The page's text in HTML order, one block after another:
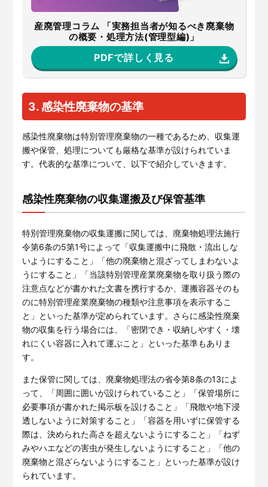
産廃管理コラム 「実務担当者が知るべき廃棄物
の概要・処理方法(管理型編)」
PDFで詳しく見る
3. 感染性廃棄物の基準
感染性廃棄物は特別管理廃棄物の一種であるため、収集運
搬や保管、処理についても厳格な基準が設けられていま
す。代表的な基準について、以下で紹介していきます。
感染性廃棄物の収集運搬及び保管基準
特別管理廃棄物の収集運搬に関しては、廃棄物処理法施行
令第6条の5第1号によって「収集運搬中に飛散・流出しな
いようにすること」「他の廃棄物と混ざってしまわないよ
うにすること」「当該特別管理産業廃棄物を取り扱う際の
注意点などが書かれた文書を携行するか、運搬容器そのも
のに特別管理産業廃棄物の種類や注意事項を表示するこ
と」といった基準が定められています。さらに感染性廃棄
物の収集を行う場合には、「密閉でき・収納しやすく・壊
れにくい容器に入れて運ぶこと」といった基準もありま
す。
また保管に関しては、廃棄物処理法の省令第8条の13によ
って、「周囲に囲いが設けられていること」「保管場所に
必要事項が書かれた掲示板を設けること」「飛散や地下浸
透しないように対策すること」「容器を用いずに保管する
際は、決められた高さを超えないようにすること」「ねず
みやハエなどの害虫が発生しないようにすること」「他の
廃棄物と混ざらないようにすること」といった基準が設け
られています。